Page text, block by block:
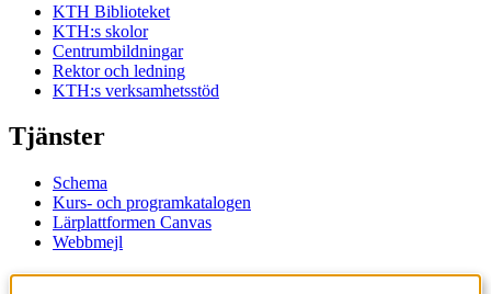
KTH Biblioteket
KTH:s skolor
Centrumbildningar
Rektor och ledning
KTH:s verksamhetsstöd
Tjänster
Schema
Kurs- och programkatalogen
Lärplattformen Canvas
Webbmejl